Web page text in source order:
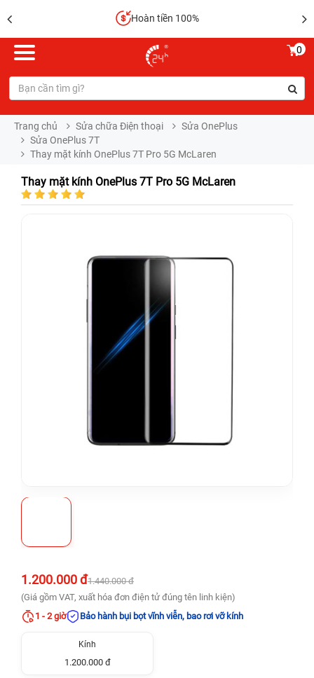
Hoàn tiền 100%
0
Trang chủ Sửa chữa Điện thoại
Sửa OnePlus
Sửa OnePlus 7T
Thay mặt kính OnePlus 7T Pro 5G McLaren
Thay mặt kính OnePlus 7T Pro 5G McLaren
1.200.000 đ1.440.000 đ
(Giá gồm VAT, xuất hóa đơn điện tử đúng tên linh kiện)
1 - 2 giờ
Bảo hành bụi bọt vĩnh viễn, bao rơi vỡ kính
Kính
1.200.000 đ